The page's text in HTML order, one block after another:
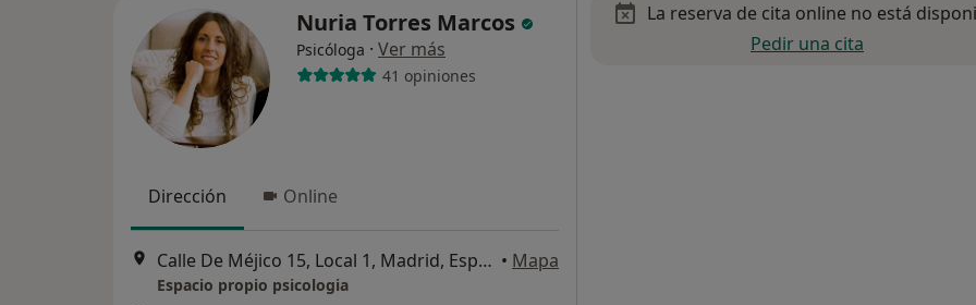
Nuria Torres Marcos
Psicóloga · Ver más
41 opiniones
Dirección Online
Calle De Méjico 15, Local 1, Madrid, España, Madrid • Mapa
Espacio propio psicologia
La reserva de cita online no está
Pedir una cita